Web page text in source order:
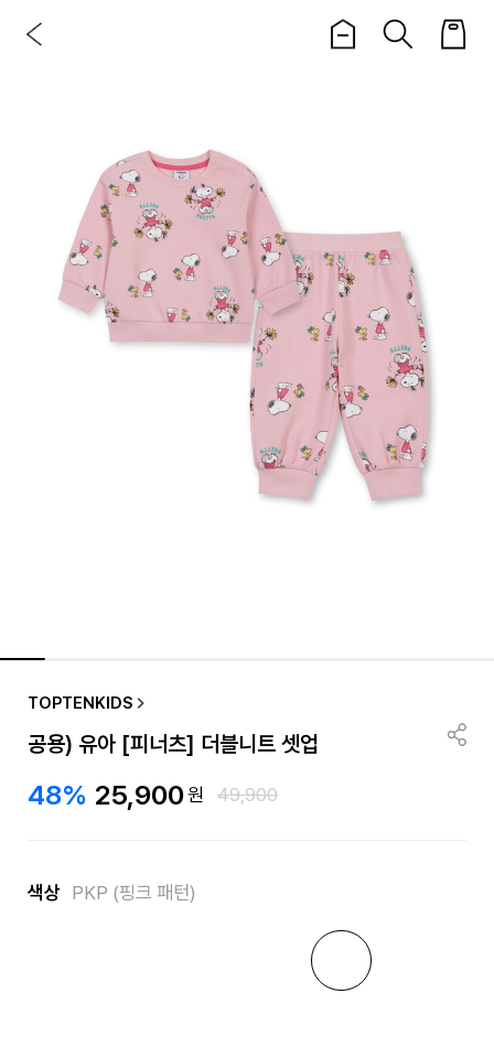
TOPTENKIDS
공용) 유아 [피너츠] 더블니트 셋업
48% 25,900원 49,900
색상 PKP (핑크 패턴)